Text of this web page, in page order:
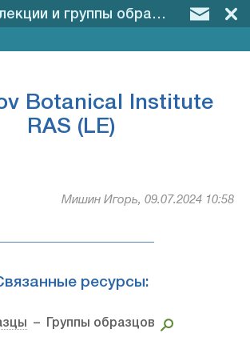
Разделы коллекции и группы образцов –
Botanical Institute
RAS (LE)
Мишин Игорь, 09.07.2024 10:58
ресурсы:
– Группы образцов